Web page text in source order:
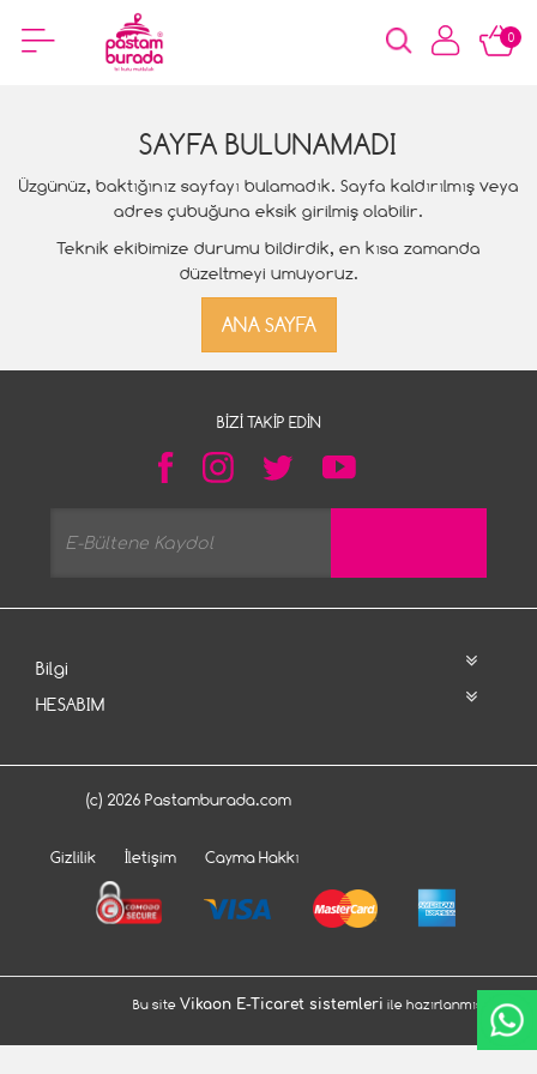
0
SAYFA BULUNAMADI
Üzgünüz, baktığınız sayfayı bulamadık. Sayfa kaldırılmış veya
adres çubuğuna eksik girilmiş olabilir.
Teknik ekibimize durumu bildirdik, en kısa zamanda
düzeltmeyi umuyoruz.
ANA SAYFA
BIZI TAKIP EDIN
Bilgi
HESABIM
(c) 2026 Pastamburada.com
Gizlilik İletişim Cayma Hakkı
Bu site Vikaon E-Ticaret sistemleri ile hazırlanmıştır.